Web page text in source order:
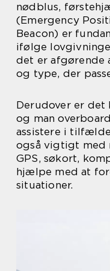
nødblus,
(Emergency
Beacon) er
ifølge
det er afgørende
og type, der
Derudover er det
og man
assistere i
også vigtigt med
GPS, søkort,
hjælpe med at
situationer.